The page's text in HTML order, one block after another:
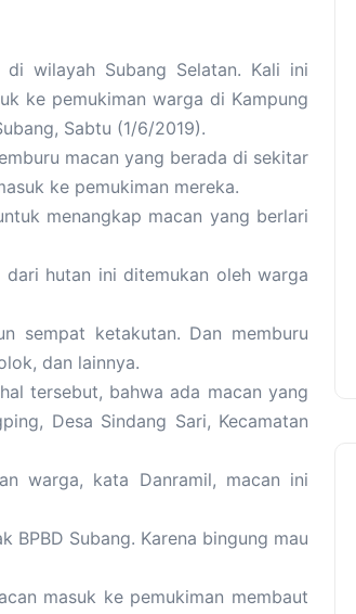
di wilayah Subang Selatan. Kali ini
ke pemukiman warga di Kampung
Sabtu (1/6/2019).
macan yang berada di sekitar
ke pemukiman mereka.
menangkap macan yang berlari
hutan ini ditemukan oleh warga
sempat ketakutan. Dan memburu
dan lainnya.
tersebut, bahwa ada macan yang
Desa Sindang Sari, Kecamatan
warga, kata Danramil, macan ini
BPBD Subang. Karena bingung mau
masuk ke pemukiman membaut